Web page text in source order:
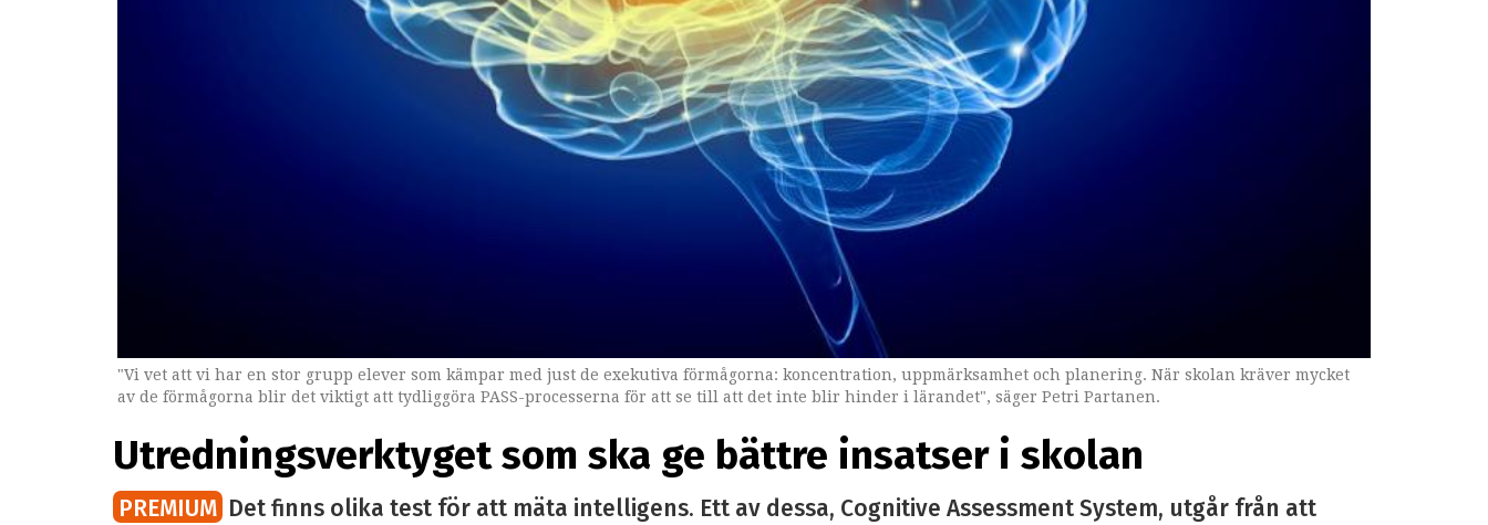
"Vi vet att vi har en stor grupp elever som kämpar med just de exekutiva förmågorna: koncentration, uppmärksamhet och planering. När skolan kräver mycket
av de förmågorna blir det viktigt att tydliggöra PASS-processerna för att se till att det inte blir hinder i lärandet", säger Petri Partanen.
Utredningsverktyget som ska ge bättre insatser i skolan
PREMIUM Det finns olika test för att mäta intelligens. Ett av dessa, Cognitive Assessment System, utgår från att